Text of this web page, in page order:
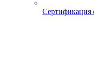
Сертификация